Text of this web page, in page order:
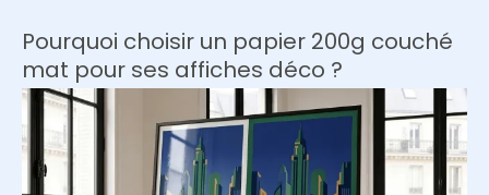
des
de
qualité
en
ligne
Pourquoi choisir un papier 200g couché
mat pour ses affiches déco ?